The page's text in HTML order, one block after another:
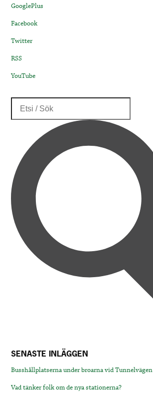
GooglePlus
Facebook
Twitter
RSS
YouTube
SENASTE INLÄGGEN
Busshållplatserna under broarna vid Tunnelvägen
Vad tänker folk om de nya stationerna?